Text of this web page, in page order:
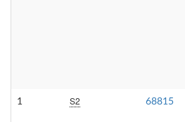
1 S2 68815